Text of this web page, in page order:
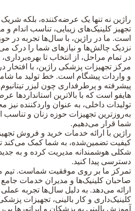
راژین نه تنها یک عرضه‌کننده، بلکه
تجهیز کلینیک‌های زیبایی، تناسب اندام
است. ما در راژین، با سال‌ها تجربه در
نزدیک چالش‌ها و نیازهای شما را درک
در تمام مراحل، از انتخاب تا
مرکز تجهیزات پزشکی راژین، با افتخار
و واردات پیشگام است. خط تولید ما
پیشرفته و پرطرفداری چون لیزر
هایفو است که با بالاترین استانداردها
تولیدات داخلی، به عنوان واردکننده نیز
به‌روزترین تجهیزات حوزه زنان و تناسب
شما قرار می‌دهیم.
راژین با ارائه خدمات خرید و فروش
کیفیت تضمین‌شده، به شما کمک می‌کند
شکلی هوشمندانه مدیریت کرده و به
دسترسی پیدا کنید.
تمرکز ما بر روی موفقیت شماست. تیم
صاحبان کلینیک‌ها و مدیران خدمات
ارائه می‌دهد. به دلیل سال‌ها تجربه
کلینیک‌داری و کار بالینی، تجهیزات
آموزش بالینی به پزشکان و اپراتورها